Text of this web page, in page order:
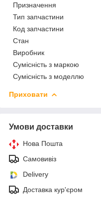
Призначення
Тип запчастини
Код запчастини
Стан
Виробник
Сумісність з маркою
Сумісність з моделлю
Приховати
Умови доставки
Нова Пошта
Самовивіз
Delivery
Доставка кур'єром